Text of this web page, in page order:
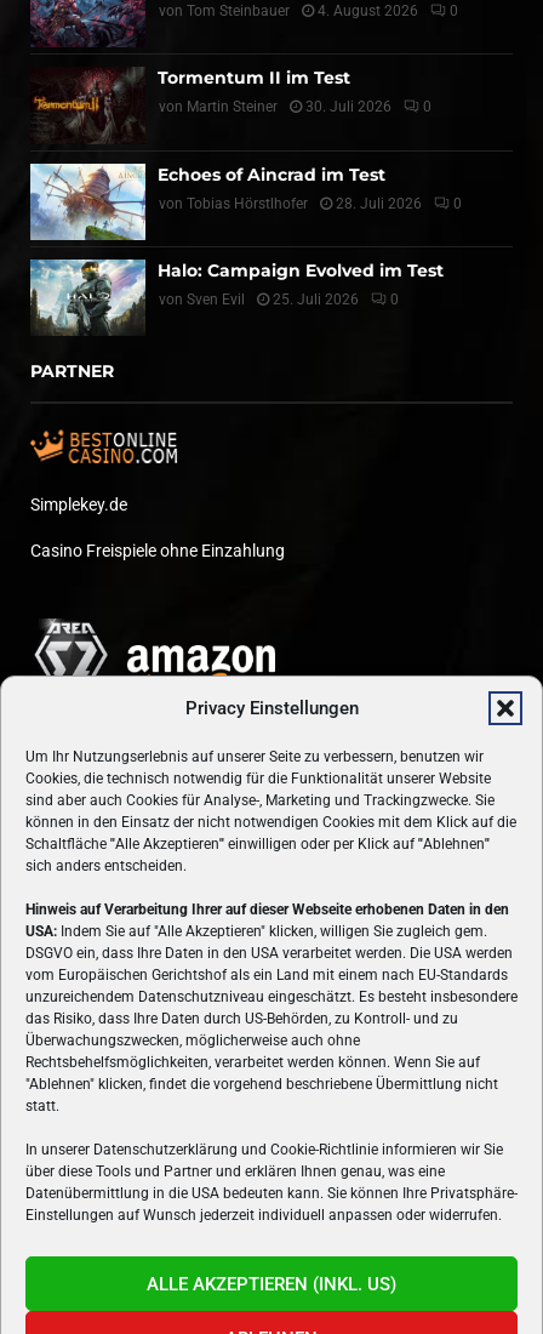
Privacy Einstellungen
Um Ihr Nutzungserlebnis auf unserer Seite zu verbessern, benutzen wir
Cookies, die technisch notwendig für die Funktionalität unserer Website
sind aber auch Cookies für Analyse-, Marketing und Trackingzwecke. Sie
können in den Einsatz der nicht notwendigen Cookies mit dem Klick auf die
Schaltfläche "Alle Akzeptieren" einwilligen oder per Klick auf"Ablehnen"
sich anders entscheiden.
Hinweis auf Verarbeitung Ihrer auf dieser Webseite erhobenen Daten in den
USA: Indem Sie auf "Alle Akzeptieren" klicken, willigen Sie zugleich gem.
DSGVO ein, dass Ihre Daten in den USA verarbeitet werden. Die USA werden
vom Europäischen Gerichtshof als ein Land mit einem nach EU-Standards
unzureichendem Datenschutzniveau eingeschätzt. Es besteht insbesondere
das Risiko, dass Ihre Daten durch US-Behörden, zu Kontroll- und zu
Überwachungszwecken, möglicherweise auch ohne
Rechtsbehelfsmöglichkeiten, verarbeitet werden können. Wenn Sie auf
"Ablehnen" klicken, findet die vorgehend beschriebene Übermittlung nicht
statt.
In unserer Datenschutzerklärung und Cookie-Richtlinie informieren wir Sie
über diese Tools und Partner und erklären Ihnen genau, was eine
Datenübermittlung in die USA bedeuten kann. Sie können Ihre Privatsphäre-
Einstellungen auf Wunsch jederzeit individuell anpassen oder widerrufen.
ALLE AKZEPTIEREN (INKL. US)
von Tom Steinbauer 4. August 2026 0
Tormentum II im Test
von Martin Steiner 30. Juli 2026 0
Echoes of Aincrad im Test
von Tobias Hörstlhofer 28. Juli 2026 0
Halo: Campaign Evolved im Test
von Sven Evil 25. Juli 2026 0
PARTNER
Simplekey.de
Casino Freispiele ohne Einzahlung
ÜBER UNS
VON GAMERN, FÜR GAMER! Gamers.at ist das älteste Online-
Spielemagazin Österreichs und bringt täglich aktuelle News,
Reviews und Videos zu PC- und Konsolenspielen, Gaming-
Hardware und aus der Welt des e-Sport's.
FOLGE UNS